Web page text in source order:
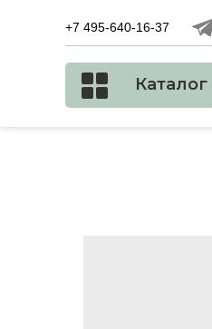
Каталог
+7 495-640-16-37